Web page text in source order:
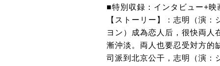
■特別収録：インタビュー+映
【ストーリー】：志明（演
ヨン）成為恋人后，很快両人
漸沖淡。両人也要忍受対方的
司派到北京公干，志明（演：